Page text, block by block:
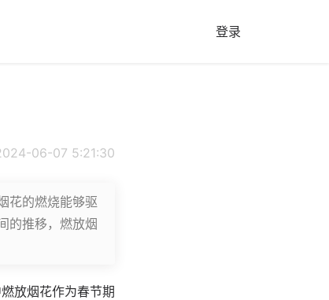
登录
06-07 5:21:30
花的燃烧能够驱
的推移，燃放烟
放烟花作为春节期